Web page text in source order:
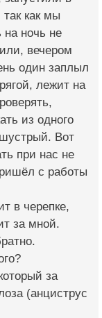
как мы
на ночь не
вечером
один заплыл
лежит на
из одного
Вот
при нас не
с работы
в черепке,
за мной.
за
(анциструс